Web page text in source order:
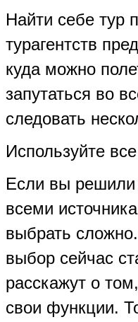
Найти себе тур
турагентств
куда можно
запутаться во
следовать
Используйте
Если вы решили
всеми
выбрать
выбор сейчас
расскажут о
свои функции.